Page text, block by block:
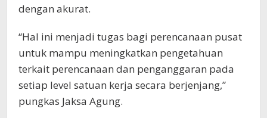
dengan akurat.
“Hal ini menjadi tugas bagi perencanaan pusat
untuk mampu meningkatkan pengetahuan
terkait perencanaan dan penganggaran pada
setiap level satuan kerja secara berjenjang,”
pungkas Jaksa Agung.